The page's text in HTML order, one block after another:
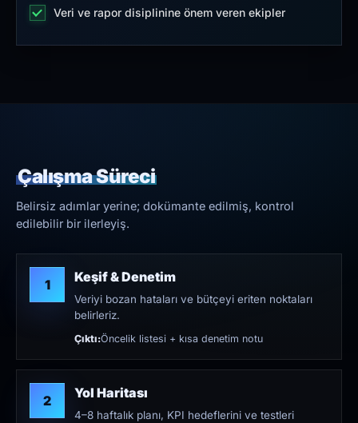
Veri ve rapor disiplinine önem veren ekipler
Çalışma Süreci
Belirsiz adımlar yerine; dokümante edilmiş, kontrol
edilebilir bir ilerleyiş.
1 Keşif & Denetim
Veriyi bozan hataları ve bütçeyi eriten noktaları
belirleriz.
Çıktı:Öncelik listesi + kısa denetim notu
2 Yol Haritası
4–8 haftalık planı, KPI hedeflerini ve testleri